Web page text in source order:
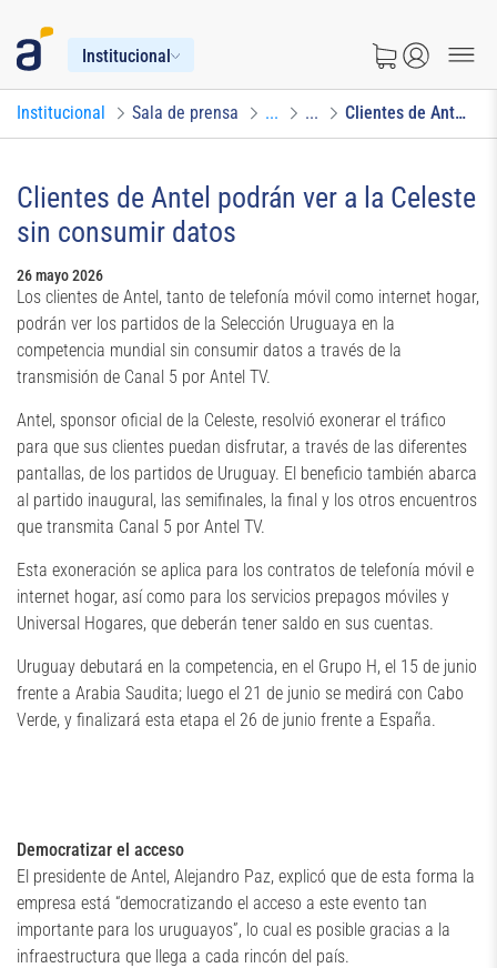
Institucional
Institucional Sala de prensa ... ... Clientes de Antel podrán ver a la Celeste sin consumir datos
Clientes de Antel podrán ver a la Celeste
sin consumir datos
26 mayo 2026
Los clientes de Antel, tanto de telefonía móvil como internet hogar,
podrán ver los partidos de la Selección Uruguaya en la
competencia mundial sin consumir datos a través de la
transmisión de Canal 5 por Antel TV.
Antel, sponsor oficial de la Celeste, resolvió exonerar el tráfico
para que sus clientes puedan disfrutar, a través de las diferentes
pantallas, de los partidos de Uruguay. El beneficio también abarca
al partido inaugural, las semifinales, la final y los otros encuentros
que transmita Canal 5 por Antel TV.
Esta exoneración se aplica para los contratos de telefonía móvil e
internet hogar, así como para los servicios prepagos móviles y
Universal Hogares, que deberán tener saldo en sus cuentas.
Uruguay debutará en la competencia, en el Grupo H, el 15 de junio
frente a Arabia Saudita; luego el 21 de junio se medirá con Cabo
Verde, y finalizará esta etapa el 26 de junio frente a España.
Democratizar el acceso
El presidente de Antel, Alejandro Paz, explicó que de esta forma la
empresa está “democratizando el acceso a este evento tan
importante para los uruguayos”, lo cual es posible gracias a la
infraestructura que llega a cada rincón del país.